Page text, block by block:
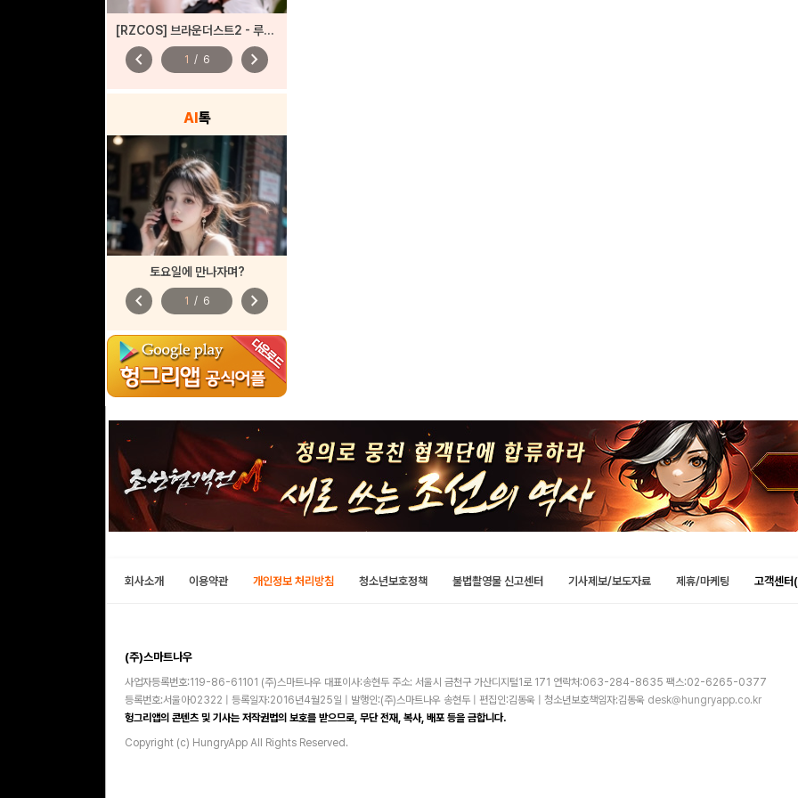
[RZCOS] 브라운더스트2 - 루비아 (しる/sɪʀᴜ)
chevron_left 1 / 6 chevron_right
AI톡
토요일에 만나자며?
chevron_left 1 / 6 chevron_right
회사소개 이용약관 개인정보 처리방침 청소년보호정책 불법촬영물 신고센터 기사제보/보도자료 제휴/마케팅 고객센
(주)스마트나우
사업자등록번호:119-86-61101 (주)스마트나우 대표이사:송현두 주소: 서울시 금천구 가산디지털1로 171 연락처:063-284-8635 팩스:02-6265-0377
등록번호:서울아02322 | 등록일자:2016년4월25일 | 발행인:(주)스마트나우 송현두 | 편집인:김동욱 | 청소년보호책임자:김동욱 desk@hungryapp.co.kr
헝그리앱의 콘텐츠 및 기사는 저작권법의 보호를 받으므로, 무단 전재, 복사, 배포 등을 금합니다.
Copyright (c) HungryApp All Rights Reserved.